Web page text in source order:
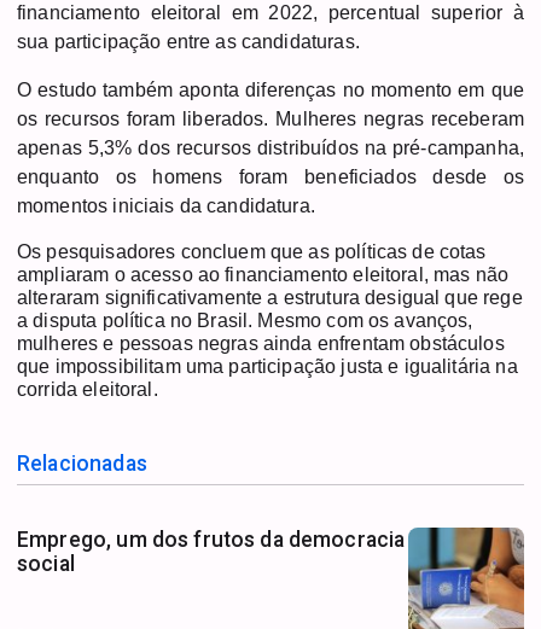
financiamento eleitoral em 2022, percentual superior à
sua participação entre as candidaturas.
O estudo também aponta diferenças no momento em que
os recursos foram liberados. Mulheres negras receberam
apenas 5,3% dos recursos distribuídos na pré-campanha,
enquanto os homens foram beneficiados desde os
momentos iniciais da candidatura.
Os pesquisadores concluem que as políticas de cotas
ampliaram o acesso ao financiamento eleitoral, mas não
alteraram significativamente a estrutura desigual que rege
a disputa política no Brasil. Mesmo com os avanços,
mulheres e pessoas negras ainda enfrentam obstáculos
que impossibilitam uma participação justa e igualitária na
corrida eleitoral.
Relacionadas
Emprego, um dos frutos da democracia
social